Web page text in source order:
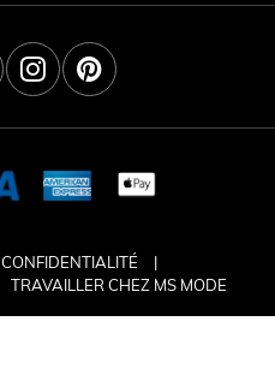
CONFIDENTIALITÉ
TRAVAILLER CHEZ MS MODE